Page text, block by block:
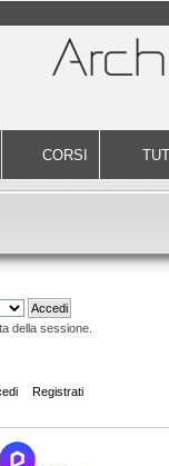
CORSI
della sessione.
Registrati